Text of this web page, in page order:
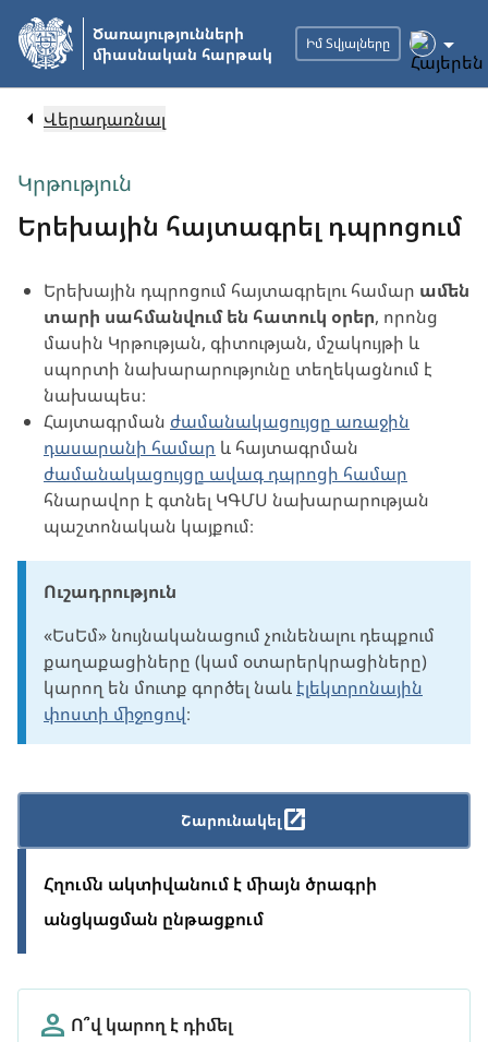
Անցնել
հիմնական
բովանդակությանը
Ծառայությունների
միասնական հարթակ
Իմ Տվյալները
Վերադառնալ
Կրթություն
Երեխային հայտագրել դպրոցում
Երեխային դպրոցում հայտագրելու համար ամեն
տարի սահմանվում են հատուկ օրեր, որոնց
մասին Կրթության, գիտության, մշակույթի և
սպորտի նախարարությունը տեղեկացնում է
նախապես։
Հայտագրման ժամանակացույցը առաջին
դասարանի համար և հայտագրման
ժամանակացույցը ավագ դպրոցի համար
հնարավոր է գտնել ԿԳՄՍ նախարարության
պաշտոնական կայքում։
Ուշադրություն
«ԵսԵմ» նույնականացում չունենալու դեպքում
քաղաքացիները (կամ օտարերկրացիները)
կարող են մուտք գործել նաև էլեկտրոնային
փոստի միջոցով։
Շարունակել
Հղումն ակտիվանում է միայն ծրագրի
անցկացման ընթացքում
Ո՞վ կարող է դիմել